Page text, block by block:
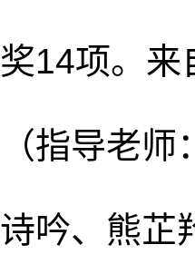
奖14项。来
（指导老
诗吟、熊芷